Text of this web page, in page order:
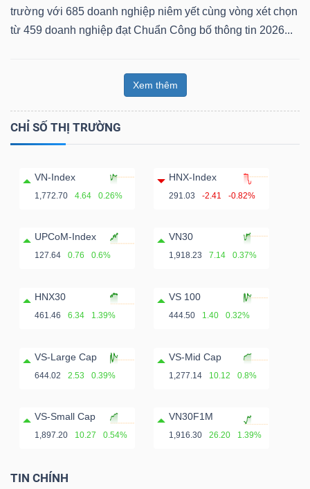
trường với 685 doanh nghiệp niêm yết cùng vòng xét chọn
từ 459 doanh nghiệp đạt Chuẩn Công bố thông tin 2026...
Xem thêm
CHỈ SỐ THỊ TRƯỜNG
VN-Index
1,772.70 4.64 0.26%
HNX-Index
291.03 -2.41 -0.82%
UPCoM-Index
127.64 0.76 0.6%
VN30
1,918.23 7.14 0.37%
HNX30
461.46 6.34 1.39%
VS 100
444.50 1.40 0.32%
VS-Large Cap
644.02 2.53 0.39%
VS-Mid Cap
1,277.14 10.12 0.8%
VS-Small Cap
1,897.20 10.27 0.54%
VN30F1M
1,916.30 26.20 1.39%
TIN CHÍNH